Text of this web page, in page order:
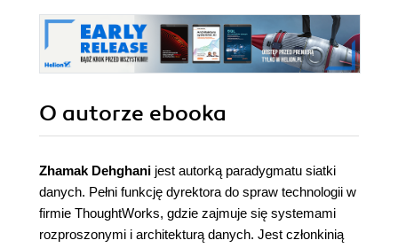
O autorze ebooka
Zhamak Dehghani jest autorką paradygmatu siatki
danych. Pełni funkcję dyrektora do spraw technologii w
firmie ThoughtWorks, gdzie zajmuje się systemami
rozproszonymi i architekturą danych. Jest członkinią